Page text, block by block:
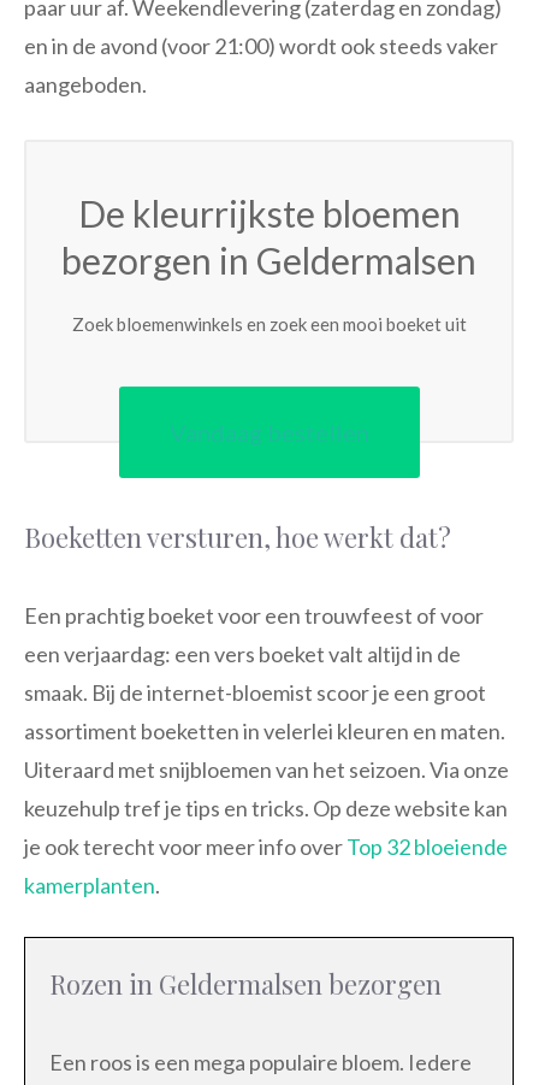
paar uur af. Weekendlevering (zaterdag en zondag)
en in de avond (voor 21:00) wordt ook steeds vaker
aangeboden.
De kleurrijkste bloemen
bezorgen in Geldermalsen
Zoek bloemenwinkels en zoek een mooi boeket uit
Vandaag bestellen
Boeketten versturen, hoe werkt dat?
Een prachtig boeket voor een trouwfeest of voor
een verjaardag: een vers boeket valt altijd in de
smaak. Bij de internet-bloemist scoor je een groot
assortiment boeketten in velerlei kleuren en maten.
Uiteraard met snijbloemen van het seizoen. Via onze
keuzehulp tref je tips en tricks. Op deze website kan
je ook terecht voor meer info overTop 32 bloeiende
kamerplanten.
Rozen in Geldermalsen bezorgen
Een roos is een mega populaire bloem. Iedere